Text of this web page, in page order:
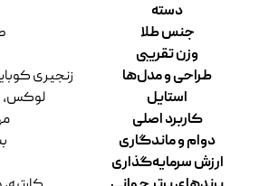
دسته
جنس طلا
وزن تقریبی
طراحی و مدل‌ها
زنجیری
استایل
لوکس،
کاربرد اصلی
دوام و ماندگاری
ارزش سرمایه‌گذاری